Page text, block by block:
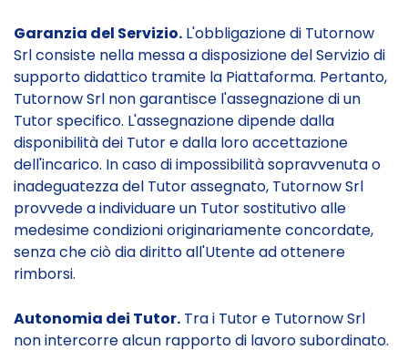
Garanzia del Servizio. L'obbligazione di Tutornow
Srl consiste nella messa a disposizione del Servizio di
supporto didattico tramite la Piattaforma. Pertanto,
Tutornow Srl non garantisce l'assegnazione di un
Tutor specifico. L'assegnazione dipende dalla
disponibilità dei Tutor e dalla loro accettazione
dell'incarico. In caso di impossibilità sopravvenuta o
inadeguatezza del Tutor assegnato, Tutornow Srl
provvede a individuare un Tutor sostitutivo alle
medesime condizioni originariamente concordate,
senza che ciò dia diritto all'Utente ad ottenere
rimborsi.
Autonomia dei Tutor. Tra i Tutor e Tutornow Srl
non intercorre alcun rapporto di lavoro subordinato.